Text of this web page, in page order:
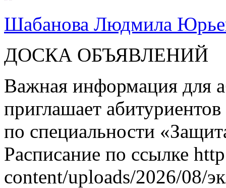
Шабанова Людмила
ДОСКА ОБЪЯВЛЕНИЙ
Важная информация для
приглашает
по специальности
Расписание по ссылке
content/uploads/2026/08/